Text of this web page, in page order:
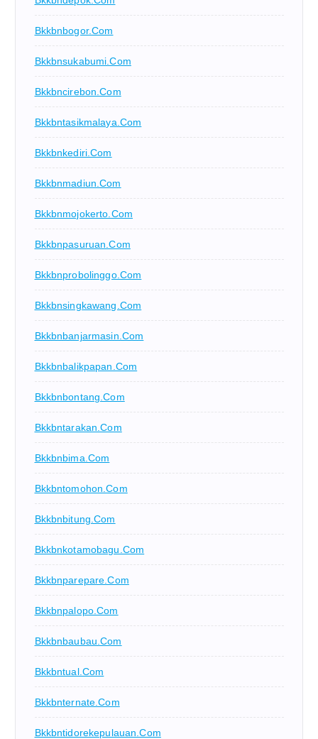
Bkkbnbogor.com
Bkkbnsukabumi.com
Bkkbncirebon.com
Bkkbntasikmalaya.com
Bkkbnkediri.com
Bkkbnmadiun.com
Bkkbnmojokerto.com
Bkkbnpasuruan.com
Bkkbnprobolinggo.com
Bkkbnsingkawang.com
Bkkbnbanjarmasin.com
Bkkbnbalikpapan.com
Bkkbnbontang.com
Bkkbntarakan.com
Bkkbnbima.com
Bkkbntomohon.com
Bkkbnbitung.com
Bkkbnkotamobagu.com
Bkkbnparepare.com
Bkkbnpalopo.com
Bkkbnbaubau.com
Bkkbntual.com
Bkkbnternate.com
Bkkbntidorekepulauan.com